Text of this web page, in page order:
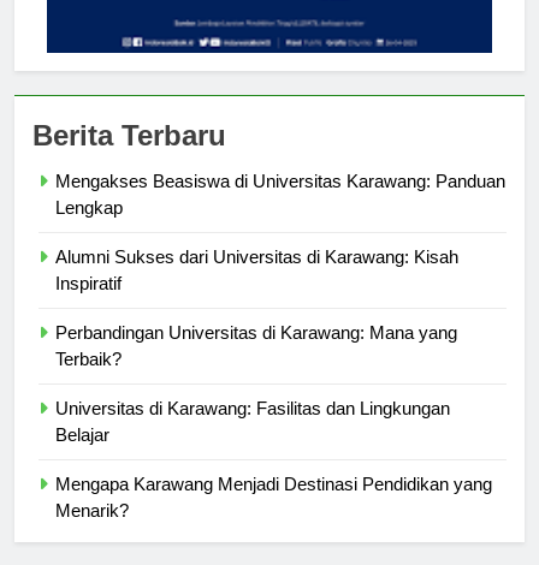
Mengakses Beasiswa di Universitas Karawang: Panduan
Alumni Sukses dari Universitas di Karawang: Kisah
Perbandingan Universitas di Karawang: Mana yang
Universitas di Karawang: Fasilitas dan Lingkungan
Mengapa Karawang Menjadi Destinasi Pendidikan yang